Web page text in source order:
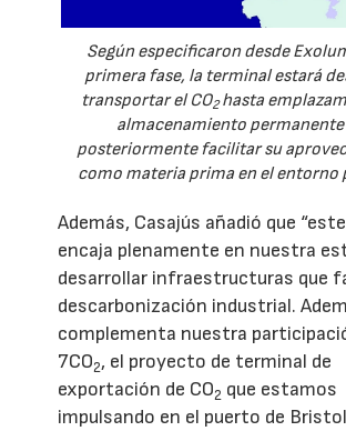
Según especificaron desde
primera fase, la terminal estará
transportar el CO2hasta
almacenamiento permanente
posteriormente facilitar su
como materia prima en el entorno
Además, Casajús añadió que
encaja plenamente en nuestra
desarrollar infraestructuras que
descarbonización industrial.
complementa nuestra
7CO2, el proyecto de terminal de
exportación de CO2 que estamos
impulsando en el puerto de